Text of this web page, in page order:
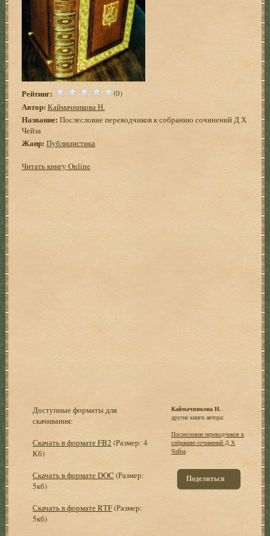
Рейтинг: (0)
Автор: Каймачникова Н.
Название: Послесловие переводчиков к собранию сочинений Д Х
Чейза
Жанр: Публицистика
Читать книгу Online
Доступные форматы для
скачивания:
Скачать в формате FB2 (Размер: 4
Кб)
Скачать в формате DOC (Размер:
5кб)
Скачать в формате RTF(Размер:
5кб)
Каймачникова Н.
другие книги автора:
Послесловие переводчиков к
собранию сочинений Д Х
Чейза
Поделиться